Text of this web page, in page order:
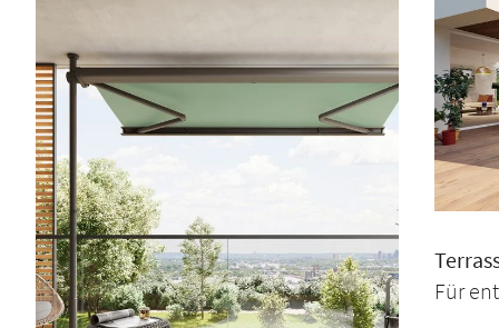
Für